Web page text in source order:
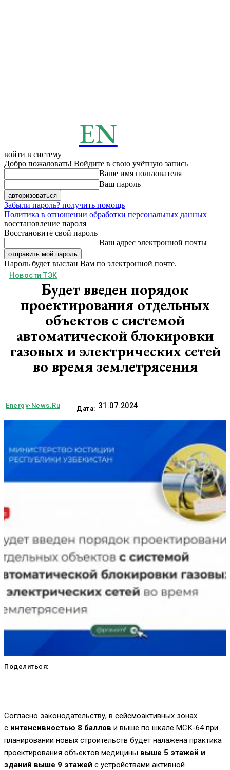
EN
войти в систему
Добро пожаловать! Войдите в свою учётную запись
Ваше имя пользователя
Ваш пароль
Забыли пароль? получить помощь
Политика в отношении обработки персональных данных
восстановление пароля
Восстановите свой пароль
Ваш адрес электронной почты
Пароль будет выслан Вам по электронной почте.
Новости ТЭК
Будет введен порядок
проектирования отдельных
объектов с системой
автоматической блокировки
газовых и электрических сетей
во время землетрясения
Energy-News.ru Дата: 31.07.2024
Поделиться:
Согласно законодательству, в сейсмоактивных зонах
с интенсивностью 8 баллов и выше по шкале МСК-64 при
планировании новых строительств будет налажена практика
проектирования объектов медицины выше 5 этажей и
зданий выше 9 этажей с устройствами активной